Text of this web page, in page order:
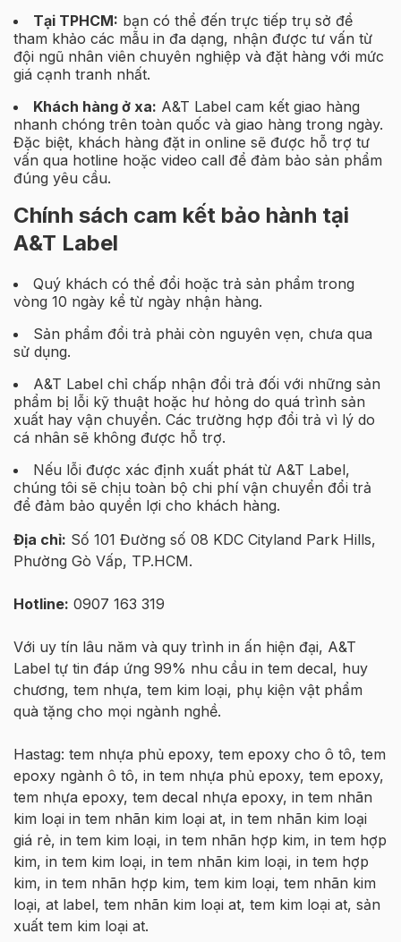
Tại TPHCM: bạn có thể đến trực tiếp trụ sở để
tham khảo các mẫu in đa dạng, nhận được tư vấn từ
đội ngũ nhân viên chuyên nghiệp và đặt hàng với mức
giá cạnh tranh nhất.
Khách hàng ở xa: A&T Label cam kết giao hàng
nhanh chóng trên toàn quốc và giao hàng trong ngày.
Đặc biệt, khách hàng đặt in online sẽ được hỗ trợ tư
vấn qua hotline hoặc video call để đảm bảo sản phẩm
đúng yêu cầu.
Chính sách cam kết bảo hành tại
A&T Label
Quý khách có thể đổi hoặc trả sản phẩm trong
vòng 10 ngày kể từ ngày nhận hàng.
Sản phẩm đổi trả phải còn nguyên vẹn, chưa qua
sử dụng.
A&T Label chỉ chấp nhận đổi trả đối với những sản
phẩm bị lỗi kỹ thuật hoặc hư hỏng do quá trình sản
xuất hay vận chuyển. Các trường hợp đổi trả vì lý do
cá nhân sẽ không được hỗ trợ.
Nếu lỗi được xác định xuất phát từ A&T Label,
chúng tôi sẽ chịu toàn bộ chi phí vận chuyển đổi trả
để đảm bảo quyền lợi cho khách hàng.
Địa chỉ: Số 101 Đường số 08 KDC Cityland Park Hills,
Phường Gò Vấp, TP.HCM.
Hotline: 0907 163 319
Với uy tín lâu năm và quy trình in ấn hiện đại, A&T
Label tự tin đáp ứng 99% nhu cầu in tem decal, huy
chương, tem nhựa, tem kim loại, phụ kiện vật phẩm
quà tặng cho mọi ngành nghề.
Hastag: tem nhựa phủ epoxy, tem epoxy cho ô tô, tem
epoxy ngành ô tô, in tem nhựa phủ epoxy, tem epoxy,
tem nhựa epoxy, tem decal nhựa epoxy, in tem nhãn
kim loại in tem nhãn kim loại at, in tem nhãn kim loại
giá rẻ, in tem kim loại, in tem nhãn hợp kim, in tem hợp
kim, in tem kim loại, in tem nhãn kim loại, in tem hợp
kim, in tem nhãn hợp kim, tem kim loại, tem nhãn kim
loại, at label, tem nhãn kim loại at, tem kim loại at, sản
xuất tem kim loại at.